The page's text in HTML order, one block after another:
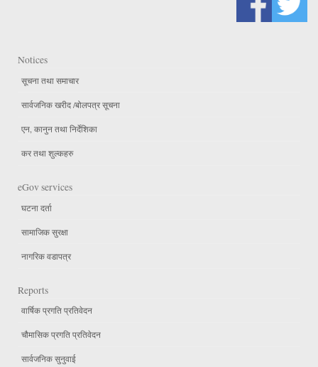
Notices
सूचना तथा समाचार
सार्वजनिक खरीद /बोलपत्र सूचना
एन, कानुन तथा निर्देशिका
कर तथा शुल्कहरु
eGov services
घटना दर्ता
सामाजिक सुरक्षा
नागरिक वडापत्र
Reports
वार्षिक प्रगति प्रतिवेदन
चौमासिक प्रगति प्रतिवेदन
सार्वजनिक सुनुवाई